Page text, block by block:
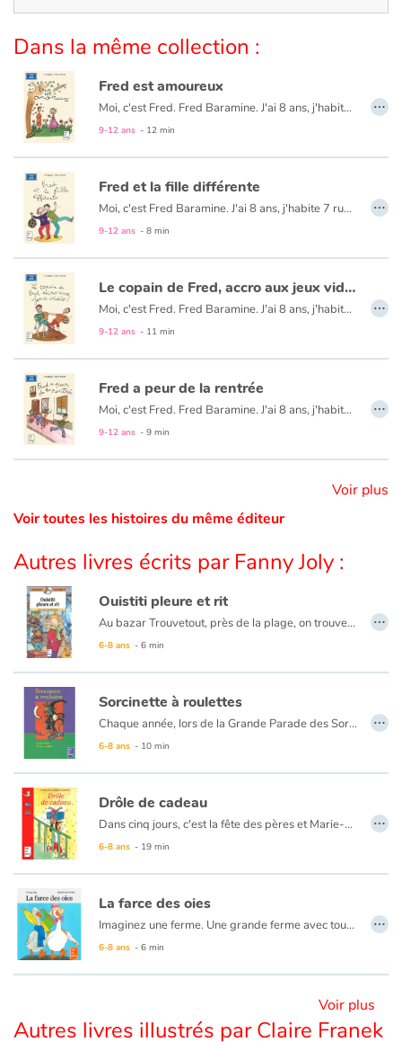
À l'école
Fêtes et évènements
Amour et amitié
Sujets de société
Émotions et sentiments
Formats et illustrations
Catalogue anglais
Aide
Accueil
Vidéos & Tutoriaux
Blog
Actualités
Par thématique
Rencontres et témoignages
Contes d'ici et d'ailleurs
Autour de la lecture
Apprendre à lire
Dans la même collection :
Fred est amoureux
Moi, c'est Fred. Fred Baramine. J'ai 8 ans, j'habite 7 rue Cénou. Ce que j'aime le plus, c'est les parties de foot avec Mouloud, mon copain de l'immeuble. Enfin c'est que je croyais... jusqu'à l'audition de violon de ma voisine Héloïse Crampon. C'est là que je l'ai vue, ELLE, ma fée. J'étais ensorcelé...
9-12 ans - 12 min
…
Fred et la fille différente
Moi, c'est Fred Baramine. J'ai 8 ans, j'habite 7 rue Cénou. Samedi, la journée avait super bien commencé : avec Maman, on regardait les dessins animés... jusqu'à ce que sa cousine Caroline arrive avec sa fille ! Elle était - comment dire ? - différente. On m'a expliqué qu'elle était née avec « la trisomie 21 »...
9-12 ans - 8 min
…
Le copain de Fred, accro aux jeux vidéo !
Moi, c'est Fred. Fred Baramine. J'ai 8 ans, j'habite 7 rue Cénou. Le week-end dernier, j'ai proposé à mon meilleur copain, Mouloud, de faire une super partie de pique-nique-foot. Mais, bizarre, il a refusé... Il faut dire qu'il avait un nouveau jeu vidéo vraiment génial, mais bon, c'était pas une raison pour faire comme si j'existais plus !
9-12 ans - 11 min
…
Fred a peur de la rentrée
Moi, c'est Fred. Fred Baramine. J'ai 8 ans, j'habite 7 rue Cénou avec Maman et mon chien Toufou. Et je viens de passer la pire rentrée qu'on peut imaginer ! Tout a commencé quand j'ai réalisé que j'avais laissé ma valise avec toutes mes fournitures pour l'école sur le quai de la gare de Cata-les-flots en vacances...
9-12 ans - 9 min
…
Voir plus
Voir toutes les histoires du même éditeur
Autres livres écrits par Fanny Joly :
Ouistiti pleure et rit
Au bazar Trouvetout, près de la plage, on trouve vraiment tout. Même des jouets de Noël. Mais cette année, le patron a mis en vitrine un Ouistiti en peluche qui ne plaît pas à la patronne. Coincé sur son étagère, Ouistiti voudrait tant qu’un enfant le choisisse...
6-8 ans - 6 min
…
Sorcinette à roulettes
Chaque année, lors de la Grande Parade des Sorciers, les Dubalai remportent le Chaudron d'Or ! Mais la cadette, Sorcinette, ne semble pas très douée et loupe tous ses sorts. Pourtant, cette année, Sorcinette doit participer au concours. Sa famille est très inquiète...
6-8 ans - 10 min
…
Drôle de cadeau
Dans cinq jours, c'est la fête des pères et Marie-Lou n'a pas de cadeau. Le ouistiti qu'elle a fait à l'école est raté. Ses autres idées sont trop difficiles à réaliser. Et sa tirelire désespérément vide. Pourtant, Marie-Lou est bien décidée à offrir à son papa un cadeau magnifique, surprenant, original. Un cadeau qu'il n'oubliera jamais. Et quand Marie-Lou a décidé quelque chose...
6-8 ans - 19 min
…
La farce des oies
Imaginez une ferme. Une grande ferme avec tout ce qu’il faut : un tracteur, des poules, un chien, des vaches, des bidons de lait, des poussins…
6-8 ans - 6 min
…
Voir plus
Autres livres illustrés par Claire Franek